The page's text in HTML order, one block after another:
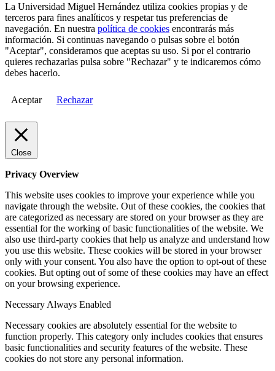
La Universidad Miguel Hernández utiliza cookies propias y de
terceros para fines analíticos y respetar tus preferencias de
navegación. En nuestra política de cookies encontrarás más
información. Si continuas navegando o pulsas sobre el botón
"Aceptar", consideramos que aceptas su uso. Si por el contrario
quieres rechazarlas pulsa sobre "Rechazar" y te indicaremos cómo
debes hacerlo.
Aceptar Rechazar
Close
Privacy Overview
This website uses cookies to improve your experience while you
navigate through the website. Out of these cookies, the cookies that
are categorized as necessary are stored on your browser as they are
essential for the working of basic functionalities of the website. We
also use third-party cookies that help us analyze and understand how
you use this website. These cookies will be stored in your browser
only with your consent. You also have the option to opt-out of these
cookies. But opting out of some of these cookies may have an effect
on your browsing experience.
Necessary Always Enabled
Necessary cookies are absolutely essential for the website to
function properly. This category only includes cookies that ensures
basic functionalities and security features of the website. These
cookies do not store any personal information.